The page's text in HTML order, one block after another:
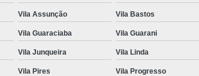
Vila Assunção Vila Bastos
Vila Guaraciaba Vila Guarani
Vila Junqueira Vila Linda
Vila Pires Vila Progresso